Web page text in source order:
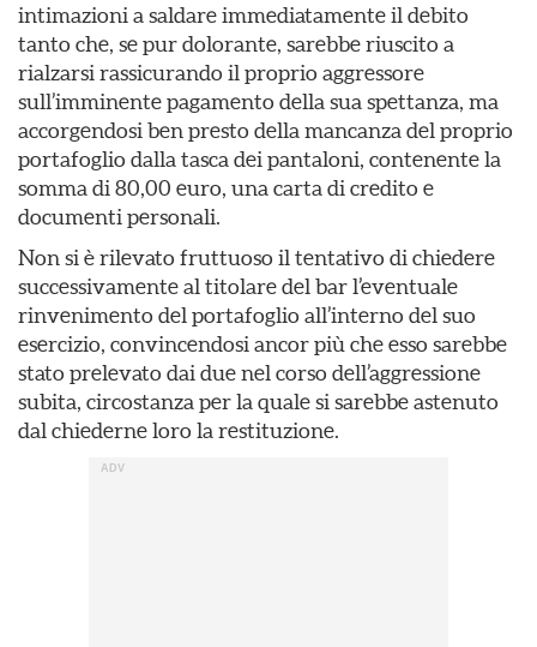
intimazioni a saldare immediatamente il debito
tanto che, se pur dolorante, sarebbe riuscito a
rialzarsi rassicurando il proprio aggressore
sull’imminente pagamento della sua spettanza, ma
accorgendosi ben presto della mancanza del proprio
portafoglio dalla tasca dei pantaloni, contenente la
somma di 80,00 euro, una carta di credito e
documenti personali.
Non si è rilevato fruttuoso il tentativo di chiedere
successivamente al titolare del bar l’eventuale
rinvenimento del portafoglio all’interno del suo
esercizio, convincendosi ancor più che esso sarebbe
stato prelevato dai due nel corso dell’aggressione
subita, circostanza per la quale si sarebbe astenuto
dal chiederne loro la restituzione.